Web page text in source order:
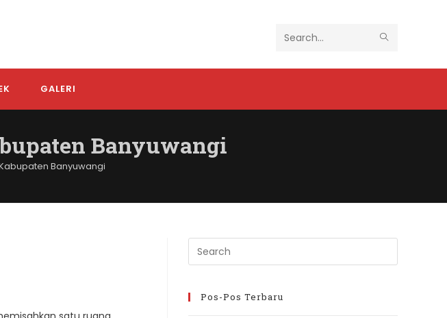
Search
this
SUBMIT
GALERI
Banyuwangi
Banyuwangi
Escape
Pos-Pos Terbaru